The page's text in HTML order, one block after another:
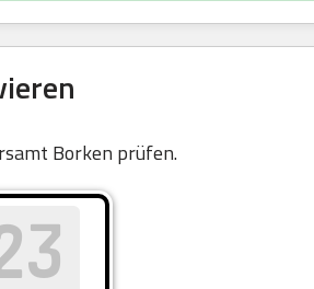
Borken prüfen.